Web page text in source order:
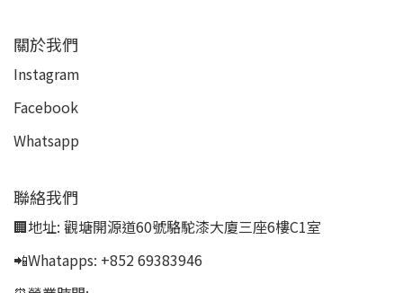
關於我們
Instagram
Facebook
Whatsapp
聯絡我們
🏢地址: 觀塘開源道60號駱駝漆大廈三座6樓C1室
📲Whatapps: +852 69383946